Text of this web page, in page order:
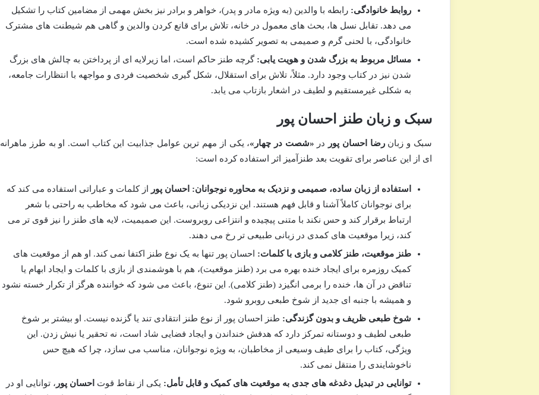
روابط خانوادگی: رابطه با والدین (به ویژه مادر و پدر)، خواهر و برادر نیز بخش مهمی از مضامین کتاب را تشکیل
می دهد. تقابل نسل ها، بحث های معمول در خانه، تلاش برای قانع کردن والدین و گاهی هم شیطنت های مشترک
خانوادگی، با لحنی گرم و صمیمی به تصویر کشیده شده است.
مسائل مربوط به بزرگ شدن و هویت یابی: گرچه طنز حاکم است، اما زیرلایه ای از پرداختن به چالش های بزرگ
شدن نیز در کتاب وجود دارد. مثلاً، تلاش برای استقلال، شکل گیری شخصیت فردی و مواجهه با انتظارات جامعه،
به شکلی غیرمستقیم و لطیف در اشعار بازتاب می یابد.
سبک و زبان طنز احسان پور
سبک و زبانرضا احسان پور در «شصت در چهار»، یکی از مهم ترین عوامل جذابیت این کتاب است. او به طرز ماهرانه
ای از این عناصر برای تقویت بعد طنزآمیز اثر استفاده کرده است:
استفاده از زبان ساده، صمیمی و نزدیک به محاوره نوجوانان: احسان پور
از کلمات و عباراتی استفاده می کند که
برای نوجوانان کاملاً آشنا و قابل فهم هستند. این نزدیکی زبانی، باعث می شود که مخاطب به راحتی با شعر
ارتباط برقرار کند و حس نکند با متنی پیچیده و انتزاعی روبروست. این صمیمیت، لایه های طنز را نیز قوی تر می
کند، زیرا موقعیت های کمدی در زبانی طبیعی تر رخ می دهند.
طنز موقعیت، طنز کلامی و بازی با کلمات: احسان پور تنها به یک نوع طنز اکتفا نمی کند. او هم از موقعیت های
کمیک روزمره برای ایجاد خنده بهره می برد (طنز موقعیت)، هم با هوشمندی از بازی با کلمات و ایجاد ابهام یا
تناقض در آن ها، خنده را برمی انگیزد (طنز کلامی). این تنوع، باعث می شود که خواننده هرگز از تکرار خسته نشود
و همیشه با جنبه ای جدید از شوخ طبعی روبرو شود.
شوخ طبعی ظریف و بدون گزندگی: طنز احسان پور از نوع طنز انتقادی تند یا گزنده نیست. او بیشتر بر شوخ
طبعی لطیف و دوستانه تمرکز دارد که هدفش خنداندن و ایجاد فضایی شاد است، نه تحقیر یا نیش زدن. این
ویژگی، کتاب را برای طیف وسیعی از مخاطبان، به ویژه نوجوانان، مناسب می سازد، چرا که هیچ حس
ناخوشایندی را منتقل نمی کند.
توانایی در تبدیل دغدغه های جدی به موقعیت های کمیک و قابل تأمل: یکی از نقاط قوت احسان پور ، توانایی او در